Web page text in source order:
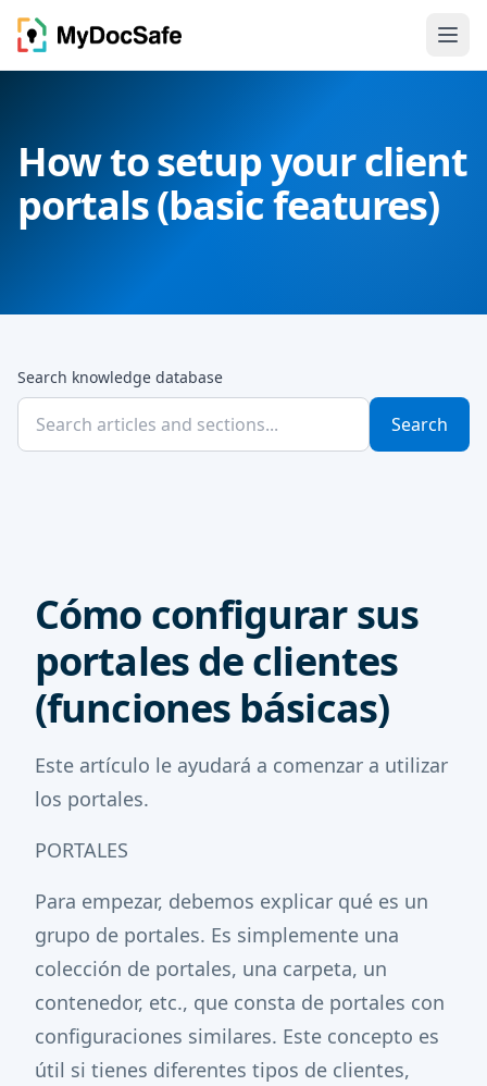
How to setup your client
portals (basic features)
Search knowledge database
Search
Cómo configurar sus
portales de clientes
(funciones básicas)
Este artículo le ayudará a comenzar a utilizar
los portales.
PORTALES
Para empezar, debemos explicar qué es un
grupo de portales. Es simplemente una
colección de portales, una carpeta, un
contenedor, etc., que consta de portales con
configuraciones similares. Este concepto es
útil si tienes diferentes tipos de clientes,